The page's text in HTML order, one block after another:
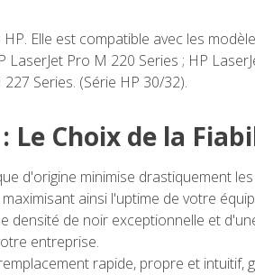
Elle est compatible avec les
Pro M 220 Series ; HP
Series. (Série HP 30/32).
Choix de la
d'origine minimise drastiquement
ainsi l'uptime de votre
densité de noir exceptionnelle et
entreprise.
rapide, propre et